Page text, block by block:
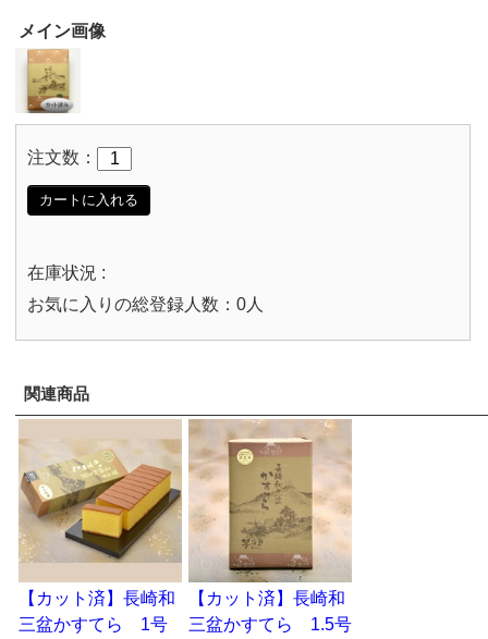
メイン画像
注文数：
カートに入れる
在庫状況 :
お気に入りの総登録人数：0人
関連商品
【カット済】長崎和
三盆かすてら 1号
【カット済】長崎和
三盆かすてら 1.5号